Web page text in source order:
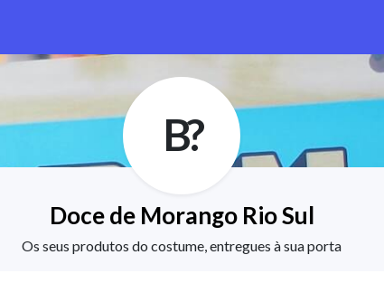
B?
Doce de Morango Rio Sul
Os seus produtos do costume, entregues à sua porta